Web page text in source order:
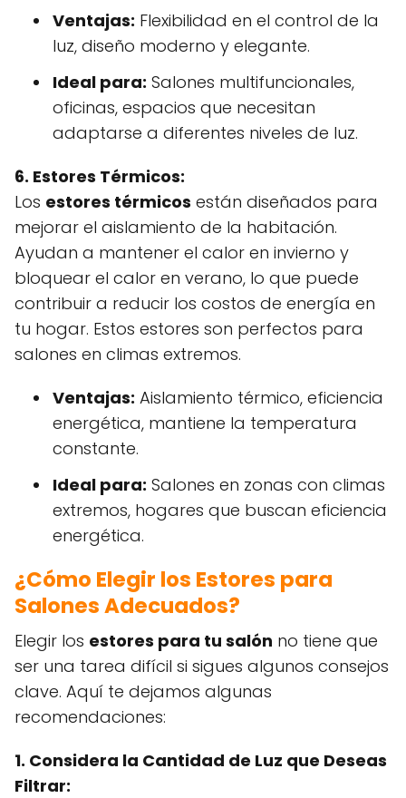
Ventajas: Flexibilidad en el control de la
luz, diseño moderno y elegante.
Ideal para: Salones multifuncionales,
oficinas, espacios que necesitan
adaptarse a diferentes niveles de luz.
6. Estores Térmicos:
Los estores térmicos están diseñados para
mejorar el aislamiento de la habitación.
Ayudan a mantener el calor en invierno y
bloquear el calor en verano, lo que puede
contribuir a reducir los costos de energía en
tu hogar. Estos estores son perfectos para
salones en climas extremos.
Ventajas: Aislamiento térmico, eficiencia
energética, mantiene la temperatura
constante.
Ideal para: Salones en zonas con climas
extremos, hogares que buscan eficiencia
energética.
¿Cómo Elegir los Estores para
Salones Adecuados?
Elegir los estores para tu salón no tiene que
ser una tarea difícil si sigues algunos consejos
clave. Aquí te dejamos algunas
recomendaciones:
1. Considera la Cantidad de Luz que Deseas
Filtrar: